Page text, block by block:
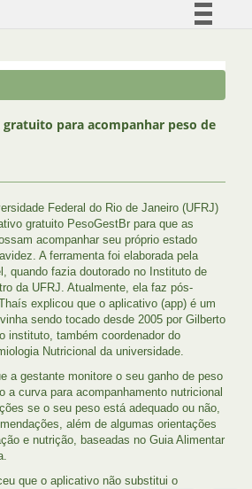
Comunica BR
Acesso à informação
gratuito para acompanhar peso de
Federal do Rio de Janeiro (UFRJ)
gratuito PesoGestBr para que as
acompanhar seu próprio estado
A ferramenta foi elaborada pela
quando fazia doutorado no Instituto de
da UFRJ. Atualmente, ela faz pós-
explicou que o aplicativo (app) é um
sendo tocado desde 2005 por Gilberto
instituto, também coordenador do
Nutricional da universidade.
a gestante monitore o seu ganho de peso
a curva para acompanhamento nutricional
se o seu peso está adequado ou não,
além de algumas orientações
e nutrição, baseadas no Guia Alimentar
que o aplicativo não substitui o